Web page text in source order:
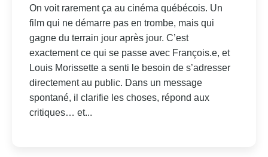
On voit rarement ça au cinéma québécois. Un
film qui ne démarre pas en trombe, mais qui
gagne du terrain jour après jour. C’est
exactement ce qui se passe avec François.e, et
Louis Morissette a senti le besoin de s’adresser
directement au public. Dans un message
spontané, il clarifie les choses, répond aux
critiques… et...